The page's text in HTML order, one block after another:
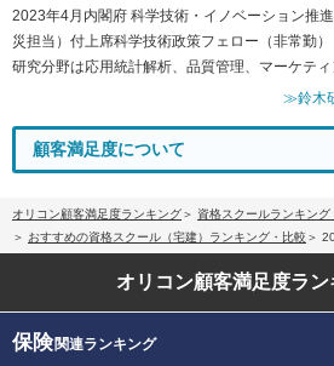
2023年4月内閣府 科学技術・イノベーション推
災担当）付上席科学技術政策フェロー（非常勤）
研究分野は応用統計解析、品質管理、マーケティ
≫鈴木
顧客満足度について
オリコン顧客満足度ランキング
資格スクールランキング
おすすめの資格スクール（宅建）ランキング・比較
オリコン顧客満足度ラン
保険関連ランキング